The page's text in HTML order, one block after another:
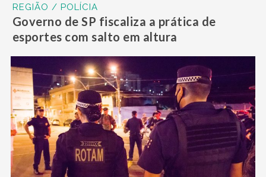
REGIÃO / POLÍCIA
Governo de SP fiscaliza a prática de
esportes com salto em altura